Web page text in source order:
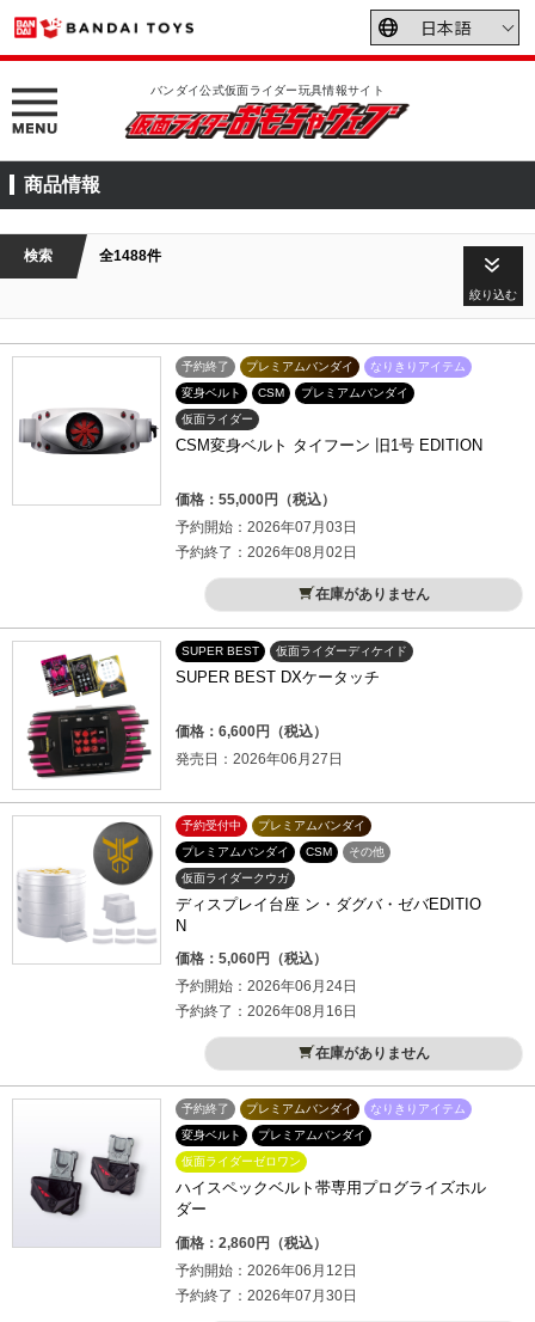
バンダイ公式仮面ライダー玩具情報サイト
商品情報
検索 全1488件
絞り込む
予約終了 プレミアムバンダイ
なりきりアイテム
変身ベルト
CSM
プレミアムバンダイ
仮面ライダー
CSM変身ベルト タイフーン 旧1号 EDITION
価格：55,000円（税込）
予約開始：2026年07月03日
予約終了：2026年08月02日
在庫がありません
SUPER BEST 仮面ライダーディケイド
SUPER BEST DXケータッチ
価格：6,600円（税込）
発売日：2026年06月27日
予約受付中
プレミアムバンダイ
プレミアムバンダイ
CSM
その他
仮面ライダークウガ
ディスプレイ台座 ン・ダグバ・ゼバEDITIO
N
価格：5,060円（税込）
予約開始：2026年06月24日
予約終了：2026年08月16日
在庫がありません
予約終了 プレミアムバンダイ
なりきりアイテム
変身ベルト
プレミアムバンダイ
仮面ライダーゼロワン
ハイスペックベルト帯専用プログライズホル
ダー
価格：2,860円（税込）
予約開始：2026年06月12日
予約終了：2026年07月30日